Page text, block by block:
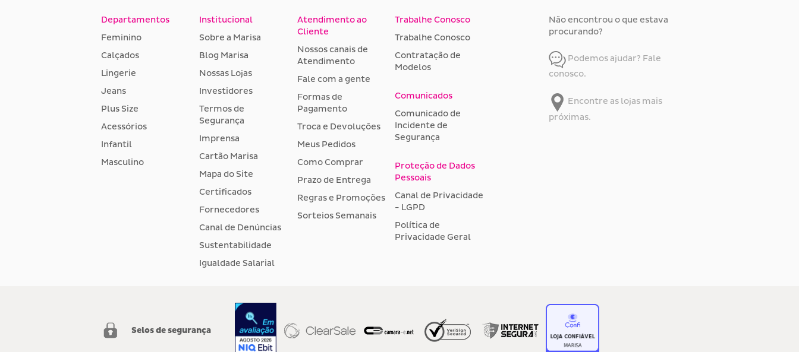
Não encontrou o que estava
procurando?
Podemos ajudar? Fale
conosco.
Encontre as lojas mais
próximas.
Departamentos
Feminino
Calçados
Lingerie
Jeans
Plus Size
Acessórios
Infantil
Masculino
Institucional
Sobre a Marisa
Blog Marisa
Nossas Lojas
Investidores
Termos de
Segurança
Imprensa
Cartão Marisa
Mapa do Site
Certificados
Fornecedores
Canal de Denúncias
Sustentabilidade
Igualdade Salarial
Atendimento ao
Cliente
Nossos canais de
Atendimento
Fale com a gente
Formas de
Pagamento
Troca e Devoluções
Meus Pedidos
Como Comprar
Prazo de Entrega
Regras e Promoções
Sorteios Semanais
Trabalhe Conosco
Trabalhe Conosco
Contratação de
Modelos
Comunicados
Comunicado de
Incidente de
Segurança
Proteção de Dados
Pessoais
Canal de Privacidade
- LGPD
Política de
Privacidade Geral
Selos de segurança